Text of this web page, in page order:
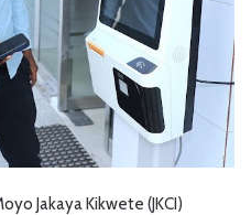
Jakaya Kikwete (JKCI)